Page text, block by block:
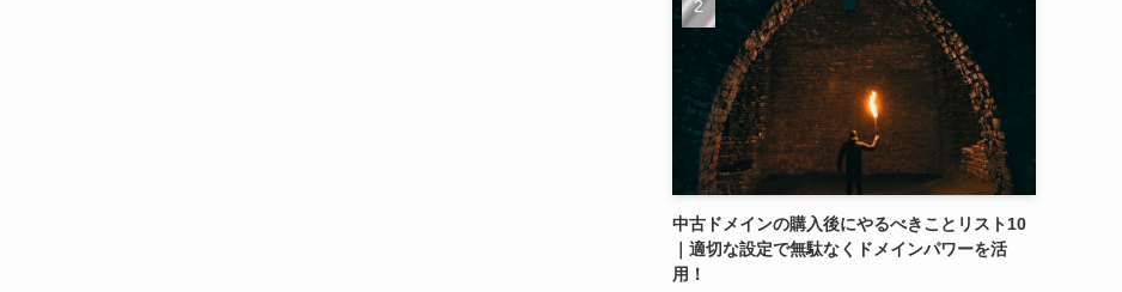
中古ドメインの購入後にやるべきことリスト10
｜適切な設定で無駄なくドメインパワーを活
用！